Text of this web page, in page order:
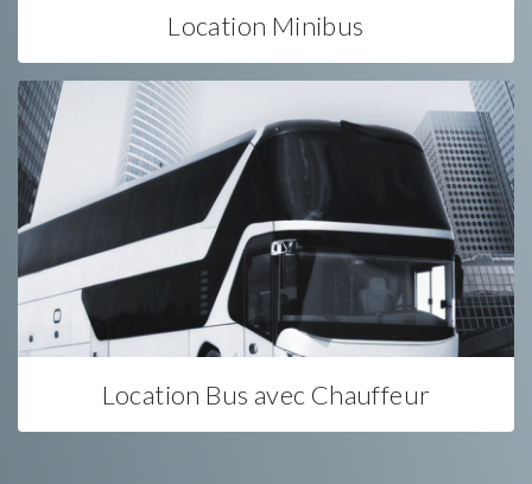
Location Minibus
Location Bus avec Chauffeur